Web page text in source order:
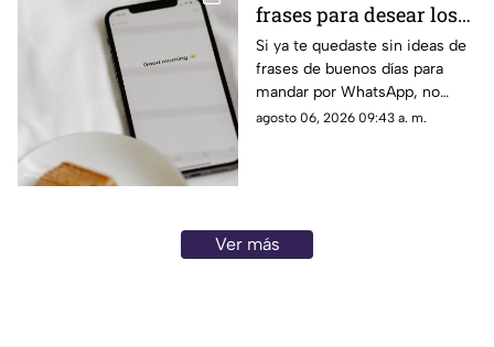
frases para desear los
buenos días por
WhatsApp
Si ya te quedaste sin ideas de
frases de buenos días para
mandar por WhatsApp, no
temas, te compartimos los
agosto 06, 2026 09:43 a. m.
Ver más